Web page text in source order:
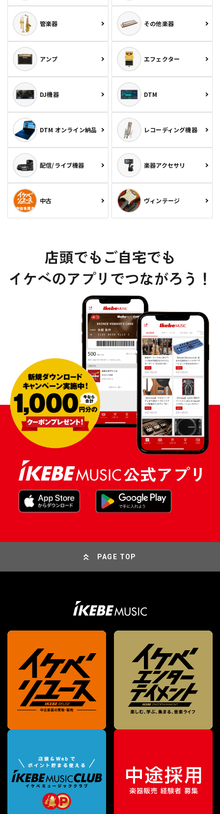
管楽器 その他楽器
アンプ エフェクター
DJ機器 DTM
DTM オンライン納品 レコーディング機器
配信/ライブ機器 楽器アクセサリ
中古 ヴィンテージ
PAGE TOP